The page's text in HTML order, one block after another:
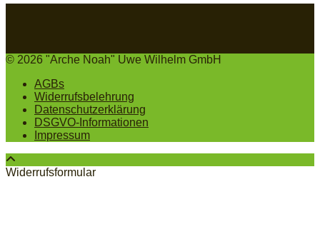
© 2026 "Arche Noah" Uwe Wilhelm GmbH
AGBs
Widerrufsbelehrung
Datenschutzerklärung
DSGVO-Informationen
Impressum
Widerrufsformular